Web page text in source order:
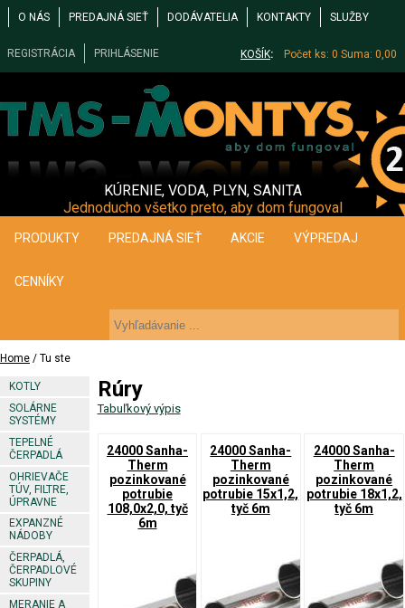
O NÁS PREDAJNÁ SIEŤ DODÁVATELIA KONTAKTY SLUŽBY
REGISTRÁCIA PRIHLÁSENIE KOŠÍK: Počet ks: 0 Suma: 0,00
KÚRENIE, VODA, PLYN, SANITA
Jednoducho všetko preto, aby dom fungoval
PRODUKTY PREDAJNÁ SIEŤ AKCIE VÝPREDAJ
CENNÍKY
Home / Tu ste
KOTLY
SOLÁRNE
SYSTÉMY
TEPELNÉ
ČERPADLÁ
OHRIEVAČE
TÚV, FILTRE,
ÚPRAVNE
EXPANZNÉ
NÁDOBY
ČERPADLÁ,
ČERPADLOVÉ
SKUPINY
MERANIE A
Rúry
Tabuľkový výpis
24000 Sanha-
Therm
pozinkované
potrubie
108,0x2,0, tyč
6m
24000 Sanha-
Therm
pozinkované
potrubie 15x1,2,
tyč 6m
24000 Sanha-
Therm
pozinkované
potrubie 18x1,2,
tyč 6m